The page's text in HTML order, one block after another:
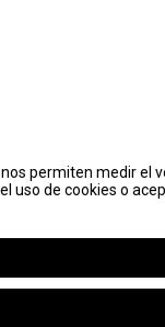
permiten medir el
uso de cookies o